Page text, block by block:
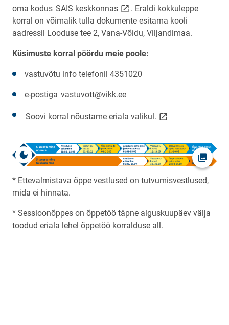
oma kodus SAIS keskkonnaslink opens on new page
. Eraldi kokkuleppe
korral on võimalik tulla dokumente esitama kooli
aadressil Looduse tee 2, Vana-Võidu, Viljandimaa.
Küsimuste korral pöördu meie poole:
vastuvõtu info telefonil 4351020
e-postiga vastuvott@vikk.ee
Soovi korral nõustame eriala valikul. link opens on new
Ava
* Ettevalmistava õppe vestlused on tutvumisvestlused,
mida ei hinnata.
* Sessioonõppes on õppetöö täpne alguskuupäev välja
toodud eriala lehel õppetöö korralduse all.